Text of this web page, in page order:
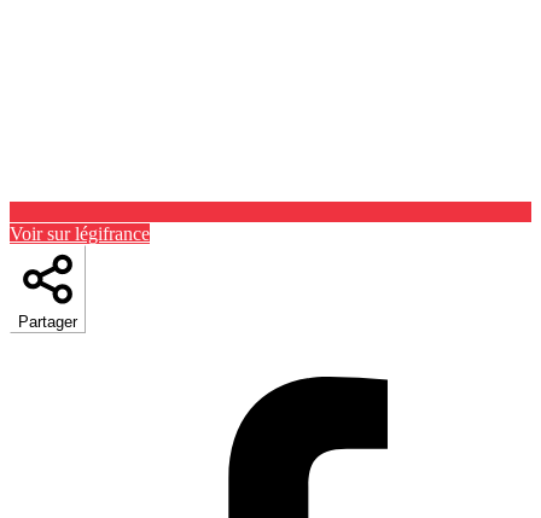
Voir sur légifrance
Partager